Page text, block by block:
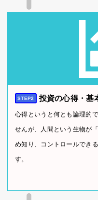
STEP2 投資の心得・基
心得というと何とも論理的
せんが、人間という生物が
め知り、コントロールでき
す。